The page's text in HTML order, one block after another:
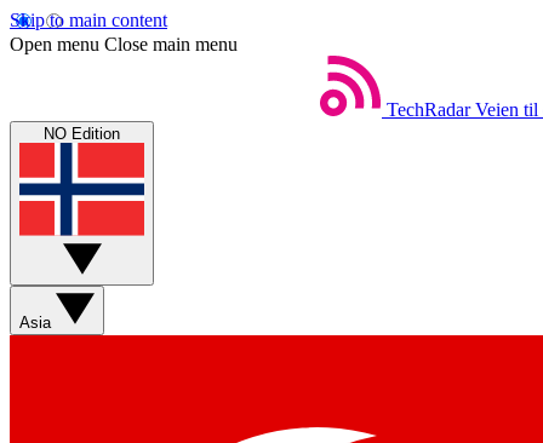
Skip to main content
Open menu Close main menu
TechRadar Veien til
NO Edition
Asia